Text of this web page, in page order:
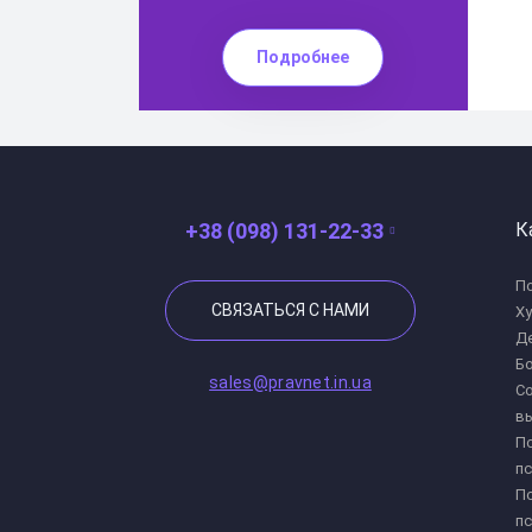
Подробнее
+38 (098) 131-22-33
СВЯЗАТЬСЯ С НАМИ
sales@pravnet.in.ua